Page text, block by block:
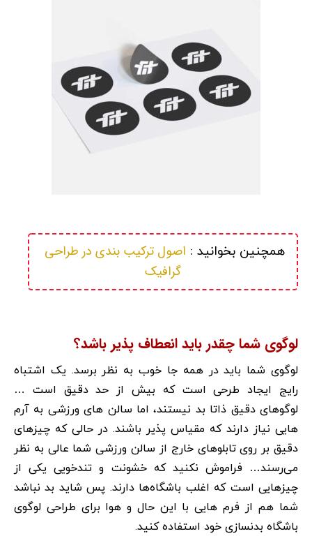
همچنین بخوانید :
گرافیک
لوگوی شما چقدر باید انعطاف پذیر باشد؟
لوگوی شما باید در همه جا خوب به نظر برسد. یک اشتباه
رایج ایجاد طرحی است که بیش از حد دقیق است …
لوگوهای دقیق ذاتا بد نیستند، اما سالن های ورزشی به آرم
هایی نیاز دارند که مقیاس پذیر باشند. در حالی که چیزهای
دقیق بر روی تابلوهای خارج از سالن ورزشی شما عالی به نظر
می‌رسند… فراموش نکنید که خشونت و تندخویی یکی از
چیزهایی است که اغلب باشگاه‌ها دارند. پس شاید بد نباشد
شما هم از فرم هایی با این حال و هوا برای طراحی لوگوی
باشگاه بدنسازی خود استفاده کنید.